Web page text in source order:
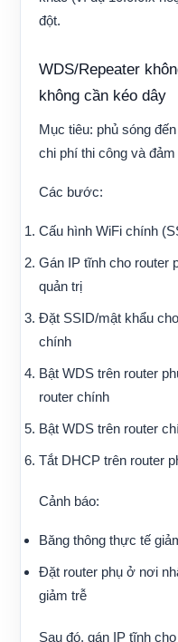
đột.
WDS/Repeater
không cần kéo dây
Mục tiêu: phủ sóng
chi phí thi công và
Các bước:
Cấu hình WiFi chính
Gán IP tĩnh cho router
quản trị
Đặt SSID/mật khẩu
chính
Bật WDS trên router
router chính
Bật WDS trên router
Tắt DHCP trên router
Cảnh báo:
Băng thông thực tế
Đặt router phụ ở nơi
giảm trễ
Sau đó, gán IP tĩnh